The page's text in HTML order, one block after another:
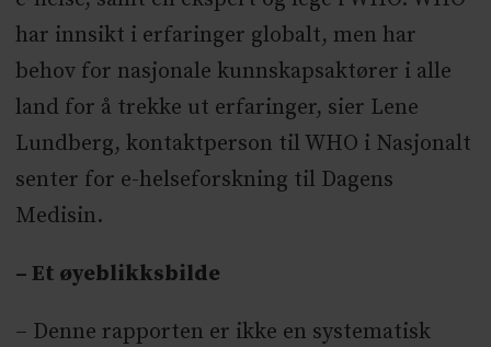
har innsikt i erfaringer globalt, men har
behov for nasjonale kunnskapsaktører i alle
land for å trekke ut erfaringer, sier Lene
Lundberg, kontaktperson til WHO i Nasjonalt
senter for e-helseforskning til Dagens
Medisin.
– Et øyeblikksbilde
– Denne rapporten er ikke en systematisk